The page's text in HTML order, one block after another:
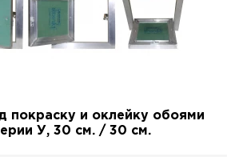
покраску и оклейку обоями
У, 30 см. / 30 см.